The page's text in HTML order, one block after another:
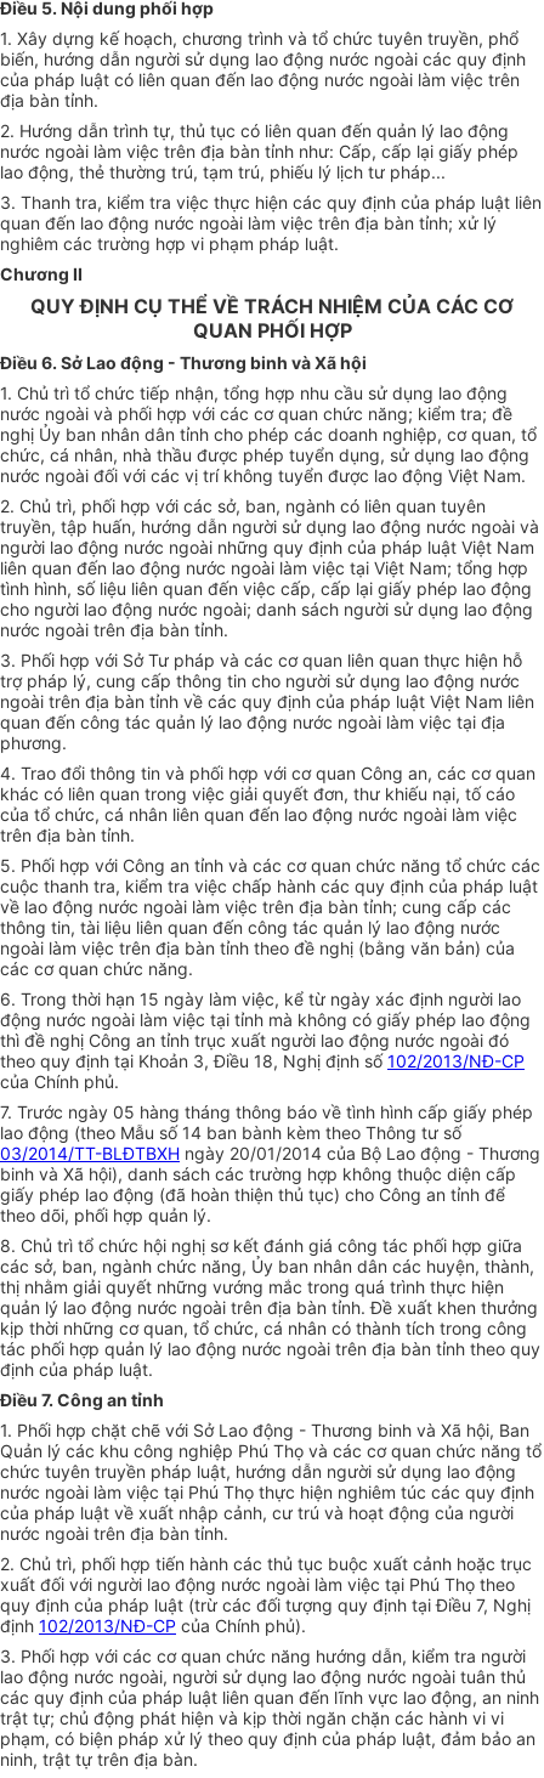
Điều 5. Nội dung phối hợp
1. Xây dựng kế hoạch, chương trình và tổ chức tuyên truyền, phổ
biến, hướng dẫn người sử dụng lao động nước ngoài các quy định
của pháp luật có liên quan đến lao động nước ngoài làm việc trên
địa bàn tỉnh.
2. Hướng dẫn trình tự, thủ tục có liên quan đến quản lý lao động
nước ngoài làm việc trên địa bàn tỉnh như: Cấp, cấp lại giấy phép
lao động, thẻ thường trú, tạm trú, phiếu lý lịch tư pháp...
3. Thanh tra, kiểm tra việc thực hiện các quy định của pháp luật liên
quan đến lao động nước ngoài làm việc trên địa bàn tỉnh; xử lý
nghiêm các trường hợp vi phạm pháp luật.
Chương II
QUY ĐỊNH CỤ THỂ VỀ TRÁCH NHIỆM CỦA CÁC CƠ
QUAN PHỐI HỢP
Điều 6. Sở Lao động - Thương binh và Xã hội
1. Chủ trì tổ chức tiếp nhận, tổng hợp nhu cầu sử dụng lao động
nước ngoài và phối hợp với các cơ quan chức năng; kiểm tra; đề
nghị Ủy ban nhân dân tỉnh cho phép các doanh nghiệp, cơ quan, tổ
chức, cá nhân, nhà thầu được phép tuyển dụng, sử dụng lao động
nước ngoài đối với các vị trí không tuyển được lao động Việt Nam.
2. Chủ trì, phối hợp với các sở, ban, ngành có liên quan tuyên
truyền, tập huấn, hướng dẫn người sử dụng lao động nước ngoài và
người lao động nước ngoài những quy định của pháp luật Việt Nam
liên quan đến lao động nước ngoài làm việc tại Việt Nam; tổng hợp
tình hình, số liệu liên quan đến việc cấp, cấp lại giấy phép lao động
cho người lao động nước ngoài; danh sách người sử dụng lao động
nước ngoài trên địa bàn tỉnh.
3. Phối hợp với Sở Tư pháp và các cơ quan liên quan thực hiện hỗ
trợ pháp lý, cung cấp thông tin cho người sử dụng lao động nước
ngoài trên địa bàn tỉnh về các quy định của pháp luật Việt Nam liên
quan đến công tác quản lý lao động nước ngoài làm việc tại địa
phương.
4. Trao đổi thông tin và phối hợp với cơ quan Công an, các cơ quan
khác có liên quan trong việc giải quyết đơn, thư khiếu nại, tố cáo
của tổ chức, cá nhân liên quan đến lao động nước ngoài làm việc
trên địa bàn tỉnh.
5. Phối hợp với Công an tỉnh và các cơ quan chức năng tổ chức các
cuộc thanh tra, kiểm tra việc chấp hành các quy định của pháp luật
về lao động nước ngoài làm việc trên địa bàn tỉnh; cung cấp các
thông tin, tài liệu liên quan đến công tác quản lý lao động nước
ngoài làm việc trên địa bàn tỉnh theo đề nghị (bằng văn bản) của
các cơ quan chức năng.
6. Trong thời hạn 15 ngày làm việc, kể từ ngày xác định người lao
động nước ngoài làm việc tại tỉnh mà không có giấy phép lao động
thì đề nghị Công an tỉnh trục xuất người lao động nước ngoài đó
theo quy định tại Khoản 3, Điều 18, Nghị định số102/2013/NĐ-CP
của Chính phủ.
7. Trước ngày 05 hàng tháng thông báo về tình hình cấp giấy phép
lao động (theo Mẫu số 14 ban bành kèm theo Thông tư số
03/2014/TT-BLĐTBXH ngày 20/01/2014 của Bộ Lao động - Thương
binh và Xã hội), danh sách các trường hợp không thuộc diện cấp
giấy phép lao động (đã hoàn thiện thủ tục) cho Công an tỉnh để
theo dõi, phối hợp quản lý.
8. Chủ trì tổ chức hội nghị sơ kết đánh giá công tác phối hợp giữa
các sở, ban, ngành chức năng, Ủy ban nhân dân các huyện, thành,
thị nhằm giải quyết những vướng mắc trong quá trình thực hiện
quản lý lao động nước ngoài trên địa bàn tỉnh. Đề xuất khen thưởng
kịp thời những cơ quan, tổ chức, cá nhân có thành tích trong công
tác phối hợp quản lý lao động nước ngoài trên địa bàn tỉnh theo quy
định của pháp luật.
Điều 7. Công an tỉnh
1. Phối hợp chặt chẽ với Sở Lao động - Thương binh và Xã hội, Ban
Quản lý các khu công nghiệp Phú Thọ và các cơ quan chức năng tổ
chức tuyên truyền pháp luật, hướng dẫn người sử dụng lao động
nước ngoài làm việc tại Phú Thọ thực hiện nghiêm túc các quy định
của pháp luật về xuất nhập cảnh, cư trú và hoạt động của người
nước ngoài trên địa bàn tỉnh.
2. Chủ trì, phối hợp tiến hành các thủ tục buộc xuất cảnh hoặc trục
xuất đối với người lao động nước ngoài làm việc tại Phú Thọ theo
quy định của pháp luật (trừ các đối tượng quy định tại Điều 7, Nghị
định 102/2013/NĐ-CP của Chính phủ).
3. Phối hợp với các cơ quan chức năng hướng dẫn, kiểm tra người
lao động nước ngoài, người sử dụng lao động nước ngoài tuân thủ
các quy định của pháp luật liên quan đến lĩnh vực lao động, an ninh
trật tự; chủ động phát hiện và kịp thời ngăn chặn các hành vi vi
phạm, có biện pháp xử lý theo quy định của pháp luật, đảm bảo an
ninh, trật tự trên địa bàn.